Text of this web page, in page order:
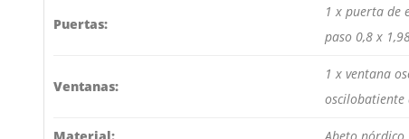
Puertas:
1 x puerta de
paso 0,8 x
Ventanas:
1 x ventana
oscilobatiente